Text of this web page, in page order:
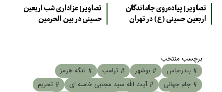
تصاویر| پیاده‌روی جاماندگان
اربعین حسینی (ع) در تهران
تصاویر| عزاداری شب اربعین
حسینی در بین الحرمین
برچسب منتخب
# بندرعباس
# بوشهر # ترامپ
# تنگه هرمز
# جام جهانی
# آیت الله سید مجتبی خامنه ای
# تحریم